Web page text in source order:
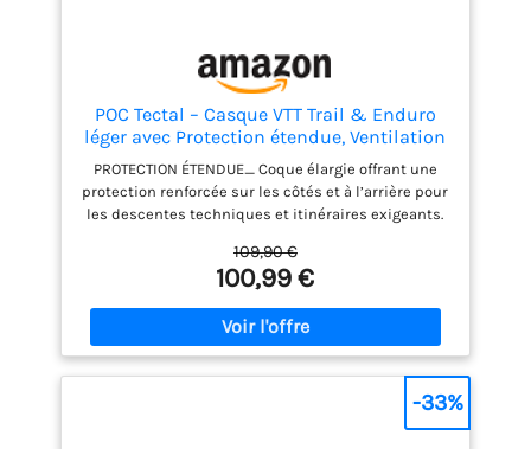
POC Tectal – Casque VTT Trail & Enduro
léger avec Protection étendue, Ventilation
optimisée, Fermeture magnétique
Fidlock®, visière Breakaway & Ajustement
360°
PROTECTION ÉTENDUE_ Coque élargie offrant une
protection renforcée sur les côtés et à l’arrière pour
les descentes techniques et itinéraires exigeants.
assurent un flux d’air continu et un échange de
chaleur efficace tout au long de la sortie.
FERMETURE MAGNÉTIQUE_ Fidlock permet une
fermeture et ouverture rapides et sûres d’une seule
main pendant les pauses ou avant de rouler.
VISIÈRE BREAKAWAY_ Visière ajustable qui protège
contre le soleil et la boue et se détache en cas de
109,90 €
100,99 €
-33%